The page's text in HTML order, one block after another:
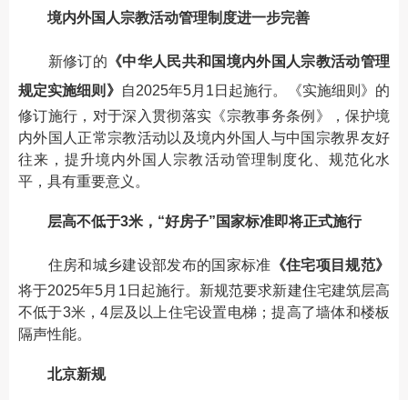
境内外国人宗教活动管理制度进一步完善
新修订的 《中华人民共和国境内外国人宗教活动管理
规定实施细则》 自2025年5月1日起施行。《实施细则》的
修订施行，对于深入贯彻落实《宗教事务条例》，保护境
内外国人正常宗教活动以及境内外国人与中国宗教界友好
往来，提升境内外国人宗教活动管理制度化、规范化水
平，具有重要意义。
层高不低于3米，“好房子”国家标准即将正式施行
住房和城乡建设部发布的国家标准 《住宅项目规范》
将于2025年5月1日起施行。新规范要求新建住宅建筑层高
不低于3米，4层及以上住宅设置电梯；提高了墙体和楼板
隔声性能。
北京新规